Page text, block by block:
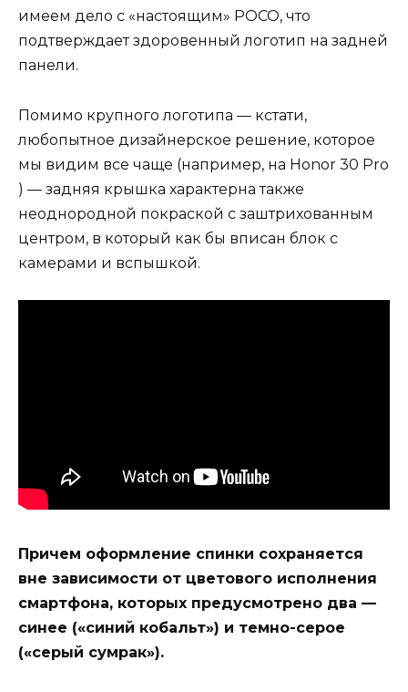
имеем дело с «настоящим» POCO, что
подтверждает здоровенный логотип на задней
панели.
Помимо крупного логотипа — кстати,
любопытное дизайнерское решение, которое
мы видим все чаще (например, на Honor 30 Pro
) — задняя крышка характерна также
неоднородной покраской с заштрихованным
центром, в который как бы вписан блок с
камерами и вспышкой.
Причем оформление спинки сохраняется
вне зависимости от цветового исполнения
смартфона, которых предусмотрено два —
синее («синий кобальт») и темно-серое
(«серый сумрак»).